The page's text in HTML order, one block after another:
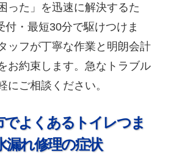
った」を迅速に解決するた
付・最短30分で駆けつけま
ッフが丁寧な作業と明朗会計
お約束します。急なトラブル
にご相談ください。
でよくあるトイレつま
漏れ修理の症状